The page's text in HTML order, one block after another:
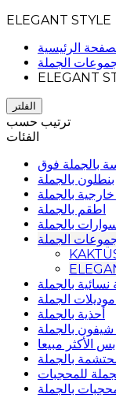
ELEGANT STYLE
الرئيسية
الجملة
ELEGANT
الفلتر
ترتيب حسب
الفئات
بالجملة فوق
بنطلون بالجملة
بالجملة
اطقم بالجملة
بالجملة
الجملة
نسائية بالجملة
الجملة
أحذية بالجملة
بالجملة
الأكثر مبيعا
بالجملة
للمحجبات
بالجملة